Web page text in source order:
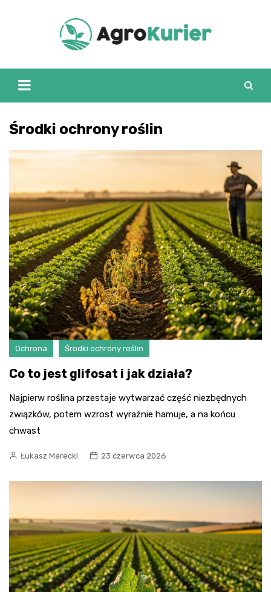
Środki ochrony roślin
Ochrona Środki ochrony roślin
Co to jest glifosat i jak działa?
Najpierw roślina przestaje wytwarzać część niezbędnych
związków, potem wzrost wyraźnie hamuje, a na końcu
chwast
Łukasz Marecki 23 czerwca 2026